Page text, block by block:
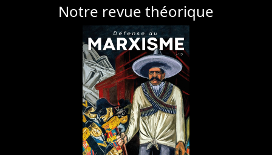
Notre revue théorique